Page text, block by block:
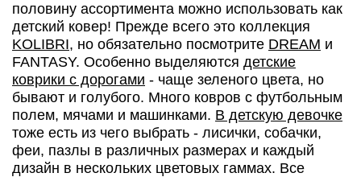
половину ассортимента можно использовать как
детский ковер! Прежде всего это коллекция
KOLIBRI, но обязательно посмотрите DREAM и
FANTASY. Особенно выделяются детские
коврики с дорогами - чаще зеленого цвета, но
бывают и голубого. Много ковров с футбольным
полем, мячами и машинками. В детскую девочке
тоже есть из чего выбрать - лисички, собачки,
феи, пазлы в различных размерах и каждый
дизайн в нескольких цветовых гаммах. Все